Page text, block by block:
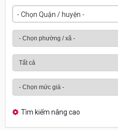
- Chọn Quận / huyện -
Tìm kiếm nâng cao